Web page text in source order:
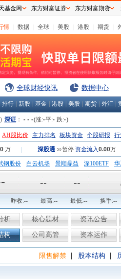
情 数据 全球 美股 港股 期货
全球财经快讯 数据中心
排行 新股 基金 港股 美股 期货 外汇
) 深证 ： - - -(涨:-平:- 跌:-)
AH股比价 主力排名 板块资金 个股研报 行
万 深股通 暂停 资金流入0.00万
钢股份 白云机场 景顺鼎益 深100ETF
-- --
昨收:-- 最高:-- 最低:-- 换手:--
析 核心题材 资讯公告
构 公司高管 资本运作
限售解禁 股本结构
基金网 东方财富证券 东方财富期货